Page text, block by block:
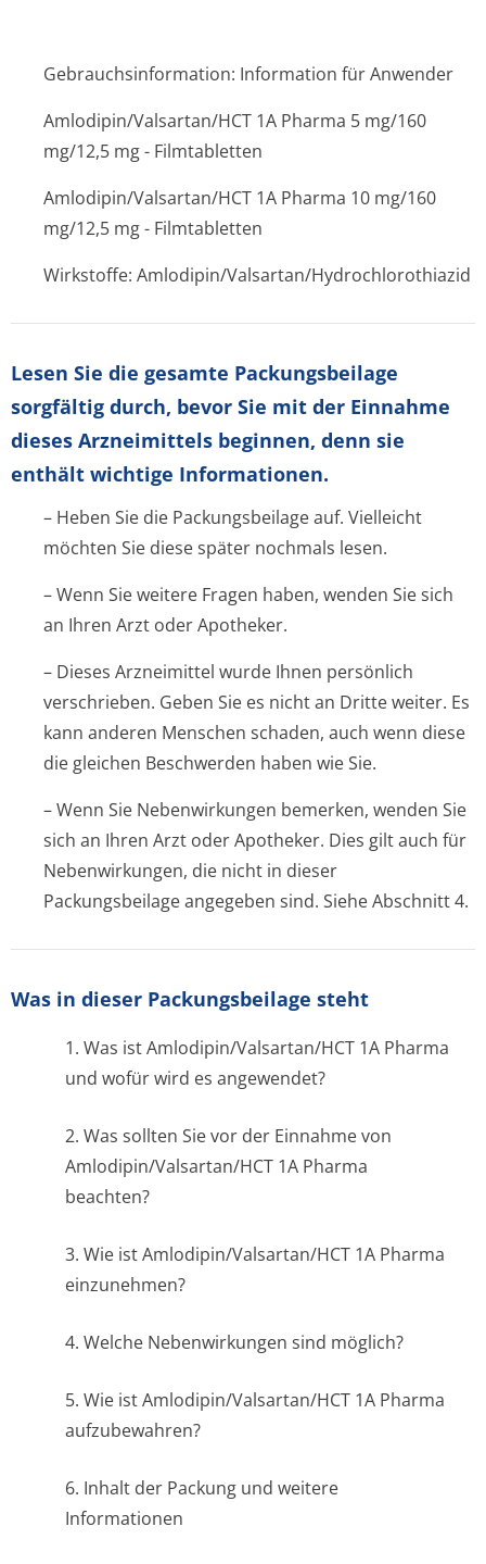
Gebrauchsinformation: Information für Anwender
Amlodipin/Valsartan/HCT 1A Pharma 5 mg/160
mg/12,5 mg - Filmtabletten
Amlodipin/Valsartan/HCT 1A Pharma 10 mg/160
mg/12,5 mg - Filmtabletten
Wirkstoffe: Amlodipin/Val­sartan/Hydrochlo­rothiazid
Lesen Sie die gesamte Packungsbeilage
sorgfältig durch, bevor Sie mit der Einnahme
dieses Arzneimittels beginnen, denn sie
enthält wichtige Informationen.
– Heben Sie die Packungsbeilage auf. Vielleicht
möchten Sie diese später nochmals lesen.
– Wenn Sie weitere Fragen haben, wenden Sie sich
an Ihren Arzt oder Apotheker.
– Dieses Arzneimittel wurde Ihnen persönlich
verschrieben. Geben Sie es nicht an Dritte weiter. Es
kann anderen Menschen schaden, auch wenn diese
die gleichen Beschwerden haben wie Sie.
– Wenn Sie Nebenwirkungen bemerken, wenden Sie
sich an Ihren Arzt oder Apotheker. Dies gilt auch für
Nebenwirkungen, die nicht in dieser
Packungsbeilage angegeben sind. Siehe Abschnitt 4.
Was in dieser Packungsbeilage steht
1. Was ist Amlodipin/Val­sartan/HCT 1A Pharma
und wofür wird es angewendet?
2. Was sollten Sie vor der Einnahme von
Amlodipin/Val­sartan/HCT 1A Pharma
beachten?
3. Wie ist Amlodipin/Val­sartan/HCT 1A Pharma
einzunehmen?
4. Welche Nebenwirkungen sind möglich?
5. Wie ist Amlodipin/Val­sartan/HCT 1A Pharma
aufzubewahren?
6. Inhalt der Packung und weitere
Informationen